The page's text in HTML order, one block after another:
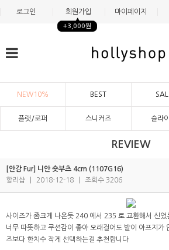
로그인 회원가입
+3,000원
마이페이지
NEW10% BEST
플랫/로퍼 스니커즈 슬라
REVIEW
[안감 Fur] 니안 숏부츠 4cm (1107G16)
할리샵
2018-12-18 조회수 3206
사이즈가 좀크게 나온듯 240 에서 235 로 교환해서 신었
너무 따뜻하고 쿠션감이 좋아 오래걸어도 발이 아프지가
즈보다 한치수 작게 선택하는걸 추천합니다